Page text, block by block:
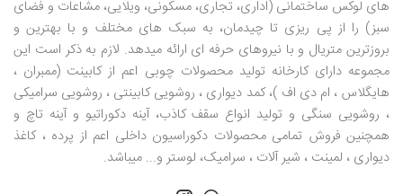
های لوکس ساختمانی (اداری، تجاری، مسکونی، ویلایی، مشاعات و فضای
سبز) را از پی ریزی تا چیدمان، به سبک های مختلف و با بهترین و
بروزترین متریال و با نیروهای حرفه ای ارائه میدهد. لازم به ذکر است این
مجموعه دارای کارخانه تولید محصولات چوبی اعم از کابینت (ممبران ،
هایگلاس ، ام دی اف )، کمد دیواری ، روشویی کابینتی ، روشویی سرامیکی
، روشویی سنگی و تولید انواع سقف کاذب، آینه دکوراتیو و آینه تاچ و
همچنین فروش تمامی محصولات دکوراسیون داخلی اعم از پرده ، کاغذ
دیواری ، لمینت ، شیر آلات ، سرامیک، لوستر و... میباشد.